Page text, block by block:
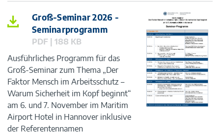
Groß-Seminar 2026 -
Seminarprogramm
PDF | 188 KB
Ausführliches Programm für das
Groß-Seminar zum Thema „Der
Faktor Mensch im Arbeitsschutz –
Warum Sicherheit im Kopf beginnt“
am 6. und 7. November im Maritim
Airport Hotel in Hannover inklusive
der Referentennamen